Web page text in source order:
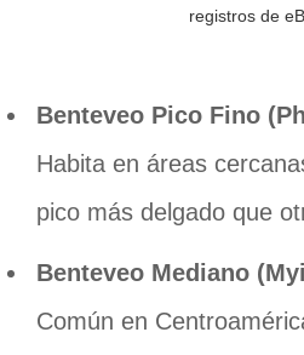
registros de
Benteveo Pico Fino
Habita en áreas
pico más delgado que
Benteveo Mediano
Común en